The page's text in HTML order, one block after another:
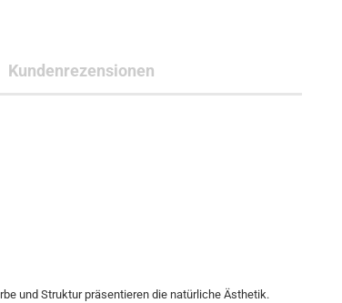
Kundenrezensionen
und Struktur präsentieren die natürliche Ästhetik.